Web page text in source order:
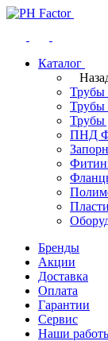
Каталог
Трубы
Трубы
ПНД
Бренды
Акции
Доставка
Оплата
Гарантии
Сервис
Наши